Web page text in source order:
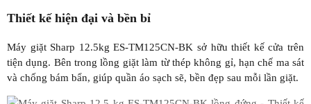
Thiết kế hiện đại và bền bỉ
Máy giặt Sharp 12.5kg ES-TM125CN-BK sở hữu thiết kế cửa trên
tiện dụng. Bên trong lồng giặt làm từ thép không gỉ, hạn chế ma sát
và chống bám bẩn, giúp quần áo sạch sẽ, bền đẹp sau mỗi lần giặt.